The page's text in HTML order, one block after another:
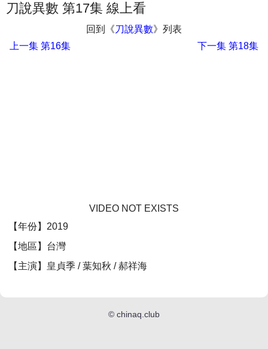
刀說異數 第17集 線上看
回到《刀說異數》列表
上一集 第16集 下一集第18集
VIDEO NOT EXISTS
【年份】2019
【地區】台灣
【主演】皇貞季 / 葉知秋 / 郝祥海
© chinaq.club